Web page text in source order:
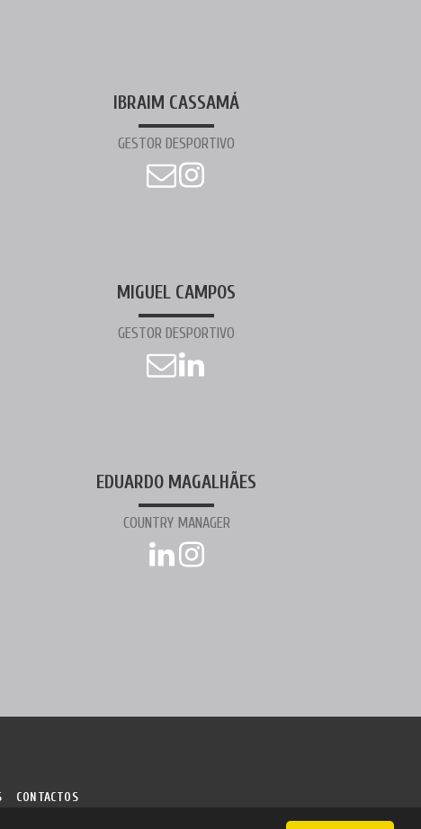
IBRAIM CASSAMÁ
GESTOR DESPORTIVO
MIGUEL CAMPOS
GESTOR DESPORTIVO
EDUARDO MAGALHÃES
COUNTRY MANAGER
CONTACTOS